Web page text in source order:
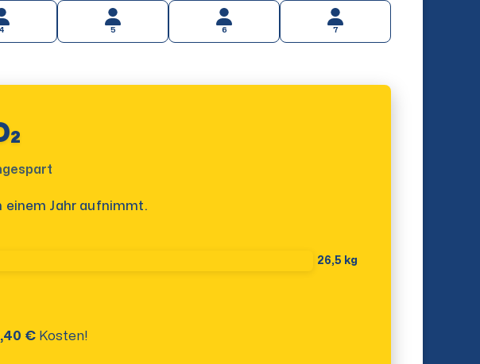
4 5 6 7
einem Jahr aufnimmt.
26,5 kg
€ Kosten!